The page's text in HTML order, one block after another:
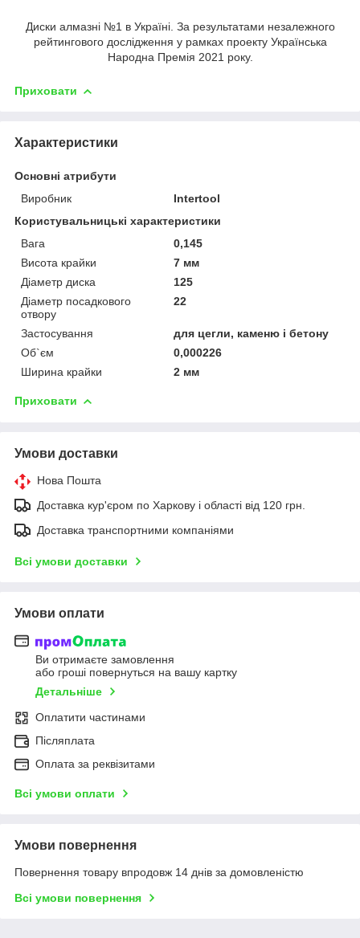
Диски алмазні №1 в Україні. За результатами незалежного
рейтингового дослідження у рамках проекту Українська
Народна Премія 2021 року.
Приховати
Характеристики
Основні атрибути
Виробник
Intertool
Користувальницькі характеристики
Вага
0,145
Висота крайки
7 мм
Діаметр диска
125
Діаметр посадкового
отвору
22
Застосування
для цегли, каменю і бетону
Об`єм
0,000226
Ширина крайки
2 мм
Приховати
Умови доставки
Нова Пошта
Доставка кур'єром по Харкову і області від 120 грн.
Доставка транспортними компаніями
Всі умови доставки
Умови оплати
Ви отримаєте замовлення
або гроші повернуться на вашу картку
Детальніше
Оплатити частинами
Післяплата
Оплата за реквізитами
Всі умови оплати
Умови повернення
Повернення товару впродовж 14 днів за домовленістю
Всі умови повернення